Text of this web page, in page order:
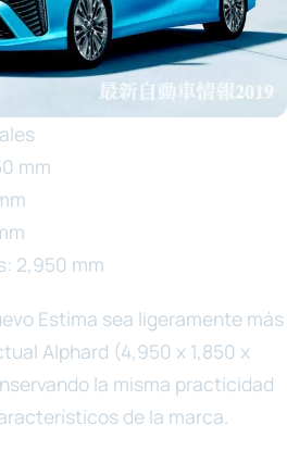
mm
2,950 mm
Estima sea ligeramente más
Alphard (4,950 x 1,850 x
la misma practicidad
de la marca.